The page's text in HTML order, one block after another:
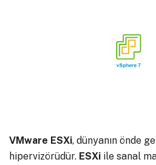
VMware ESXi, dünyanın önde
hipervizörüdür. ESXi ile sanal